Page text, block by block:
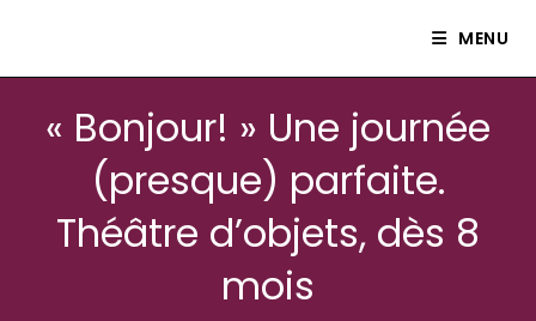
MENU
« Bonjour! » Une journée
(presque) parfaite.
Théâtre d’objets, dès 8
mois